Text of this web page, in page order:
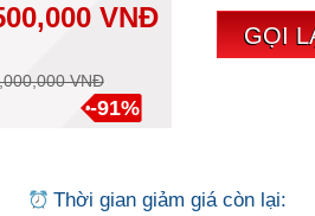
VNĐ
VNĐ
-91%
GỌI
Thời gian giảm giá còn lại: